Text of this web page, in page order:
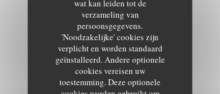
wat kan leiden tot de
verzameling van
persoonsgegevens.
'Noodzakelijke' cookies zijn
verplicht en worden standaard
geïnstalleerd. Andere optionele
cookies vereisen uw
toestemming. Deze optionele
hebberig straat veters! Zodra bij
Stras'!
Steve en al Rhinestone team.
ONTDEK HET GEBIED